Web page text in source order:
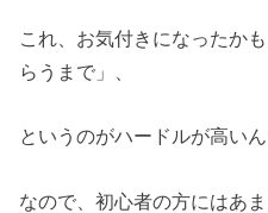
これ、お気付きになったか
らうまで」、
というのがハードルが高いん
なので、初心者の方にはあ